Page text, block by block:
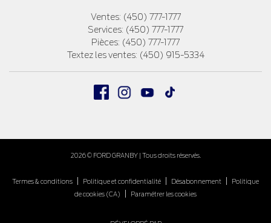
Ventes: (450) 777-1777
Services: (450) 777-1777
Pièces: (450) 777-1777
Textez les ventes: (450) 915-5334
2026 © FORD GRANBY| Tous droits réservés.
Termes & conditions | Politique et confidentialité | Désabonnement |
Politique
de cookies (CA)
| Paramétrer les cookies